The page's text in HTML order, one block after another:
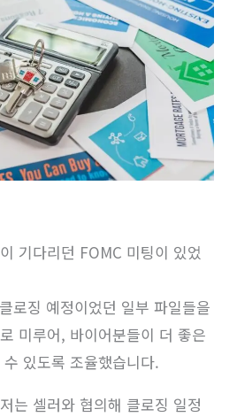
기다리던 FOMC 미팅이 있었
로징 예정이었던 일부 파일들을
미루어, 바이어분들이 더 좋은
있도록 조율했습니다.
는 셀러와 협의해 클로징 일정